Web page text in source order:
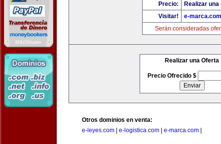
Precio:
Realizar
Visitar!
e-marca.com
Serán consideradas
Realizar una Oferta
Precio Ofrecido $
Otros dominios en venta:
e-leyes.com
e-logistica.com e-marca.com